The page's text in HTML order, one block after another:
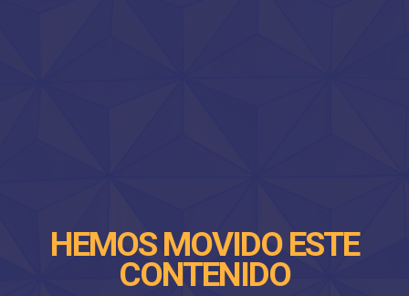
HEMOS MOVIDO ESTE
CONTENIDO